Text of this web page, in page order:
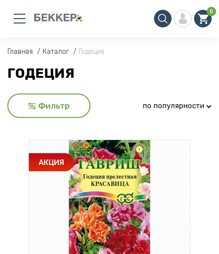
0
Главная Каталог Годеция
ГОДЕЦИЯ
Фильтр по популярности
АКЦИЯ